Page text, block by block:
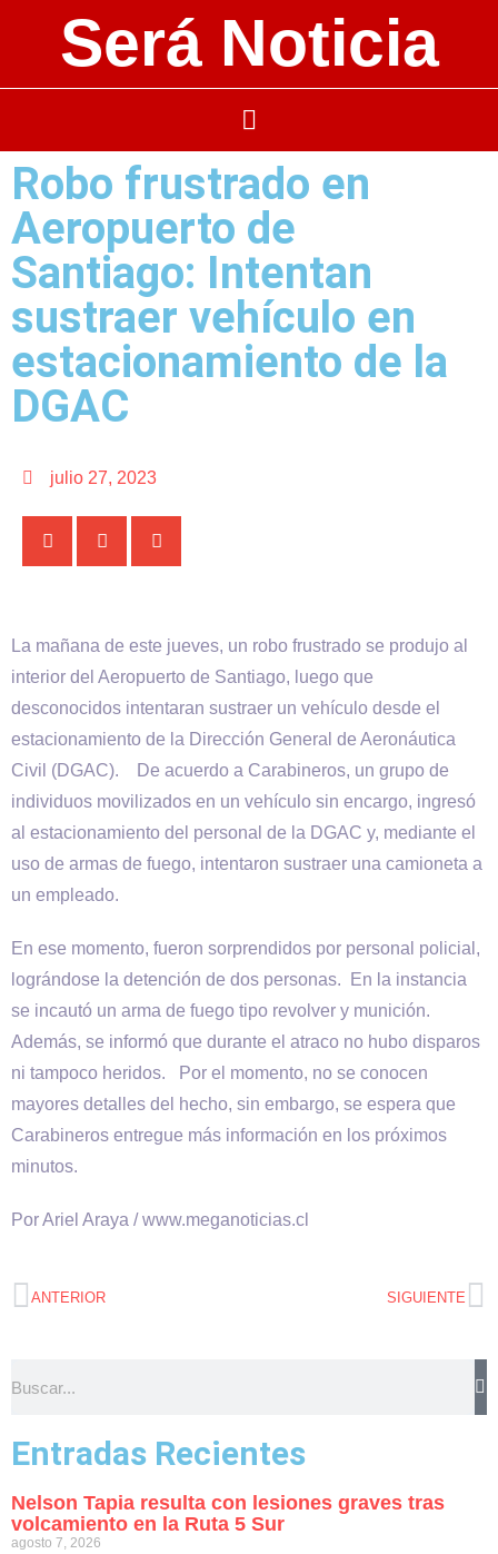
Será Noticia
Robo frustrado en
Aeropuerto de
Santiago: Intentan
sustraer vehículo en
estacionamiento de la
DGAC
julio 27, 2023
La mañana de este jueves, un robo frustrado se produjo al
interior del Aeropuerto de Santiago, luego que
desconocidos intentaran sustraer un vehículo desde el
estacionamiento de la Dirección General de Aeronáutica
Civil (DGAC). De acuerdo a Carabineros, un grupo de
individuos movilizados en un vehículo sin encargo, ingresó
al estacionamiento del personal de la DGAC y, mediante el
uso de armas de fuego, intentaron sustraer una camioneta a
un empleado.
En ese momento, fueron sorprendidos por personal policial,
lográndose la detención de dos personas. En la instancia
se incautó un arma de fuego tipo revolver y munición.
Además, se informó que durante el atraco no hubo disparos
ni tampoco heridos. Por el momento, no se conocen
mayores detalles del hecho, sin embargo, se espera que
Carabineros entregue más información en los próximos
minutos.
Por Ariel Araya / www.meganoticias.cl
ANTERIOR SIGUIENTE
Entradas Recientes
Nelson Tapia resulta con lesiones graves tras
volcamiento en la Ruta 5 Sur
agosto 7, 2026